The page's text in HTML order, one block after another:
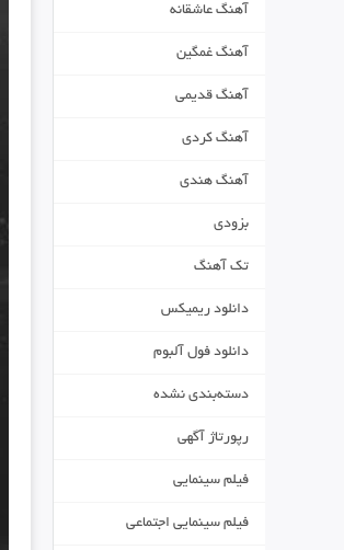
آهنگ عاشقانه
آهنگ غمگین
آهنگ قدیمی
آهنگ کردی
آهنگ هندی
بزودی
تک آهنگ
دانلود ریمیکس
دانلود فول آلبوم
دسته‌بندی نشده
رپورتاژ آگهی
فیلم سینمایی
فیلم سینمایی اجتماعی